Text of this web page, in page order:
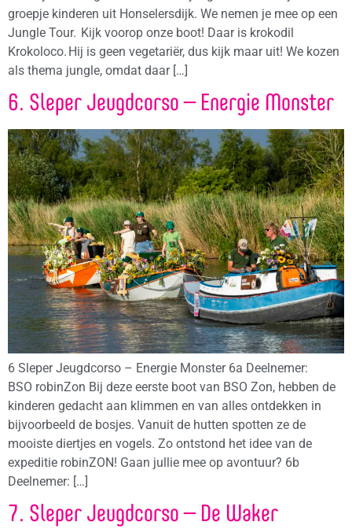
groepje kinderen uit Honselersdijk. We nemen je mee op een
Jungle Tour. Kijk voorop onze boot! Daar is krokodil
Krokoloco. Hij is geen vegetariër, dus kijk maar uit! We kozen
als thema jungle, omdat daar […]
6. Sleper Jeugdcorso – Energie Monster
6 Sleper Jeugdcorso – Energie Monster 6a Deelnemer:
BSO robinZon Bij deze eerste boot van BSO Zon, hebben de
kinderen gedacht aan klimmen en van alles ontdekken in
bijvoorbeeld de bosjes. Vanuit de hutten spotten ze de
mooiste diertjes en vogels. Zo ontstond het idee van de
expeditie robinZON! Gaan jullie mee op avontuur? 6b
Deelnemer: […]
7. Sleper Jeugdcorso – De Waker